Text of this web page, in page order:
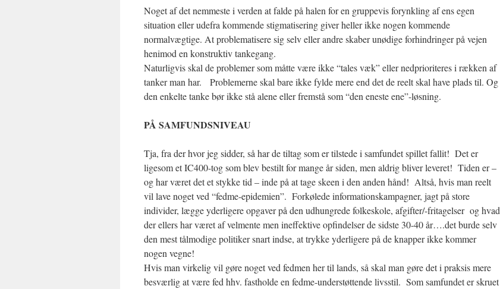
Noget af det nemmeste i verden at falde på halen for en gruppevis forynkling af ens egen
situation eller udefra kommende stigmatisering giver heller ikke nogen kommende
normalvægtige. At problematisere sig selv eller andre skaber unødige forhindringer på vejen
henimod en konstruktiv tankegang.
Naturligvis skal de problemer som måtte være ikke “tales væk” eller nedprioriteres i rækken af
tanker man har. Problemerne skal bare ikke fylde mere end det de reelt skal have plads til. Og
den enkelte tanke bør ikke stå alene eller fremstå som “den eneste ene”-løsning.
PÅ SAMFUNDSNIVEAU
Tja, fra der hvor jeg sidder, så har de tiltag som er tilstede i samfundet spillet fallit! Det er
ligesom et IC400-tog som blev bestilt for mange år siden, men aldrig bliver leveret! Tiden er –
og har været det et stykke tid – inde på at tage skeen i den anden hånd! Altså, hvis man reelt
vil lave noget ved “fedme-epidemien”. Forkølede informationskampagner, jagt på store
individer, lægge yderligere opgaver på den udhungrede folkeskole, afgifter/-fritagelser og hvad
der ellers har været af velmente men ineffektive opfindelser de sidste 30-40 år….det burde selv
den mest tålmodige politiker snart indse, at trykke yderligere på de knapper ikke kommer
nogen vegne!
Hvis man virkelig vil gøre noget ved fedmen her til lands, så skal man gøre det i praksis mere
besværlig at være fed hhv. fastholde en fedme-understøttende livsstil. Som samfundet er skruet